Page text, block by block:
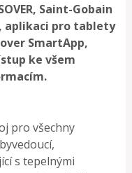
Saint-Gobain
aplikaci pro tablety
SmartApp,
ke všem
pro všechny
s tepelnými